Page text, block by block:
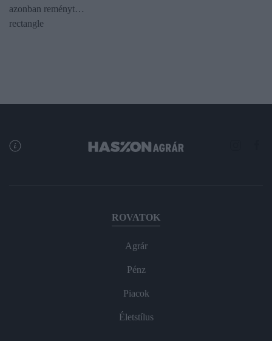
azonban reményt…
rectangle
ROVATOK
Agrár
Pénz
Piacok
Életstílus